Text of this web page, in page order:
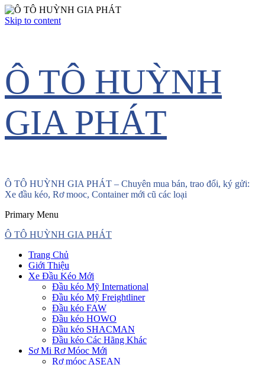
Skip to content
Ô TÔ HUỲNH
GIA PHÁT
Ô TÔ HUỲNH GIA PHÁT – Chuyên mua bán, trao đổi, ký gửi:
Xe đầu kéo, Rơ mooc, Container mới cũ các loại
Primary Menu
Ô TÔ HUỲNH GIA PHÁT
Trang Chủ
Giới Thiệu
Xe Đầu Kéo Mới
Đầu kéo Mỹ International
Đầu kéo Mỹ Freightliner
Đầu kéo FAW
Đầu kéo HOWO
Đầu kéo SHACMAN
Đầu kéo Các Hãng Khác
Sơ Mi Rơ Móoc Mới
Rơ móoc ASEAN